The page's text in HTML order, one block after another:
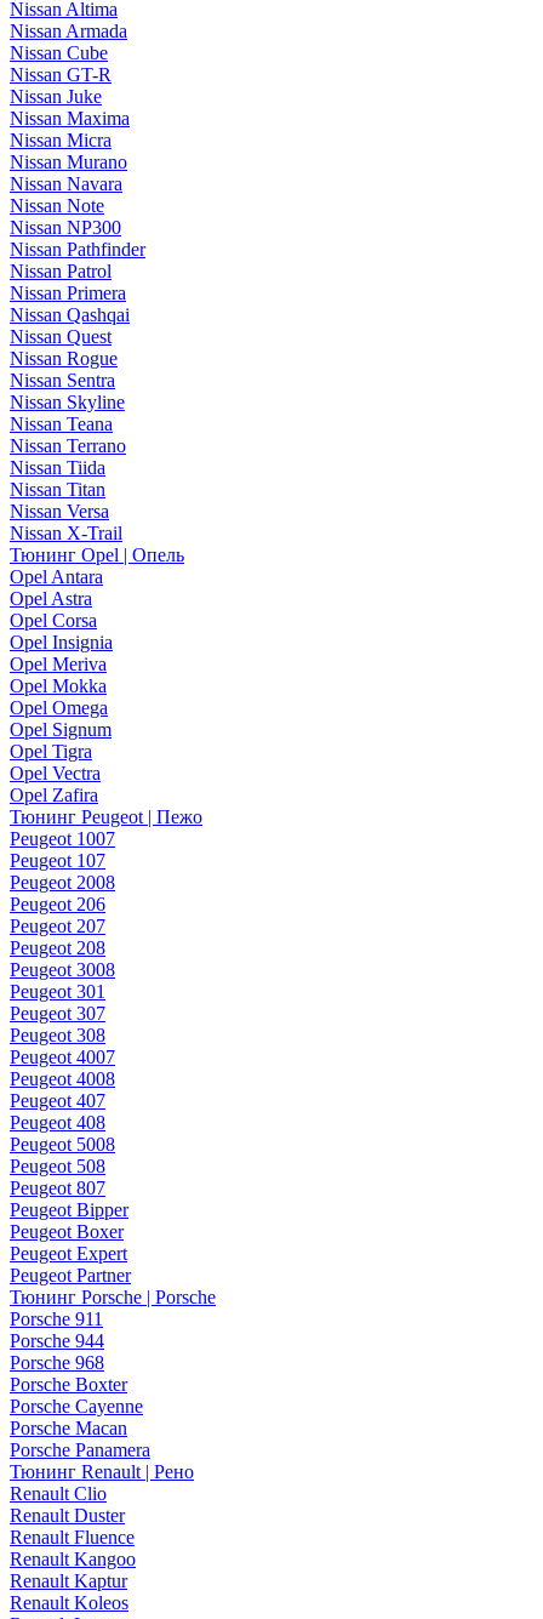
Nissan Altima
Nissan Armada
Nissan Cube
Nissan GT-R
Nissan Juke
Nissan Maxima
Nissan Micra
Nissan Murano
Nissan Navara
Nissan Note
Nissan NP300
Nissan Pathfinder
Nissan Patrol
Nissan Primera
Nissan Qashqai
Nissan Quest
Nissan Rogue
Nissan Sentra
Nissan Skyline
Nissan Teana
Nissan Terrano
Nissan Tiida
Nissan Titan
Nissan Versa
Nissan X-Trail
Тюнинг Opel | Опель
Opel Antara
Opel Astra
Opel Corsa
Opel Insignia
Opel Meriva
Opel Mokka
Opel Omega
Opel Signum
Opel Tigra
Opel Vectra
Opel Zafira
Тюнинг Peugeot | Пежо
Peugeot 1007
Peugeot 107
Peugeot 2008
Peugeot 206
Peugeot 207
Peugeot 208
Peugeot 3008
Peugeot 301
Peugeot 307
Peugeot 308
Peugeot 4007
Peugeot 4008
Peugeot 407
Peugeot 408
Peugeot 5008
Peugeot 508
Peugeot 807
Peugeot Bipper
Peugeot Boxer
Peugeot Expert
Peugeot Partner
Тюнинг Porsche | Porsche
Porsche 911
Porsche 944
Porsche 968
Porsche Boxter
Porsche Cayenne
Porsche Macan
Porsche Panamera
Тюнинг Renault | Рено
Renault Clio
Renault Duster
Renault Fluence
Renault Kangoo
Renault Kaptur
Renault Koleos